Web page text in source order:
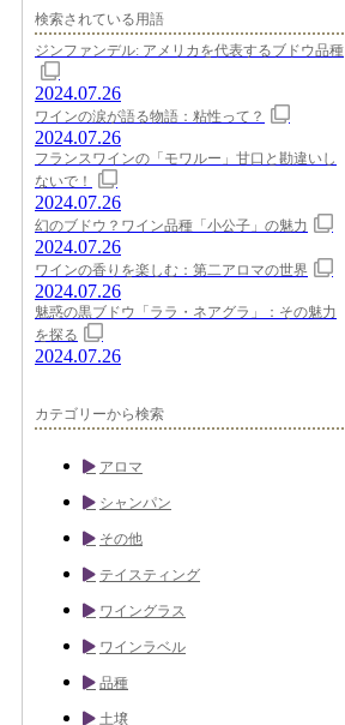
検索されている用語
ジンファンデル: アメリカを代表するブドウ品種
2024.07.26
ワインの涙が語る物語：粘性って？
2024.07.26
フランスワインの「モワルー」甘口と勘違いし
ないで！
2024.07.26
幻のブドウ？ワイン品種「小公子」の魅力
2024.07.26
ワインの香りを楽しむ：第二アロマの世界
2024.07.26
魅惑の黒ブドウ「ララ・ネアグラ」：その魅力
を探る
2024.07.26
カテゴリーから検索
アロマ
シャンパン
その他
テイスティング
ワイングラス
ワインラベル
品種
土壌